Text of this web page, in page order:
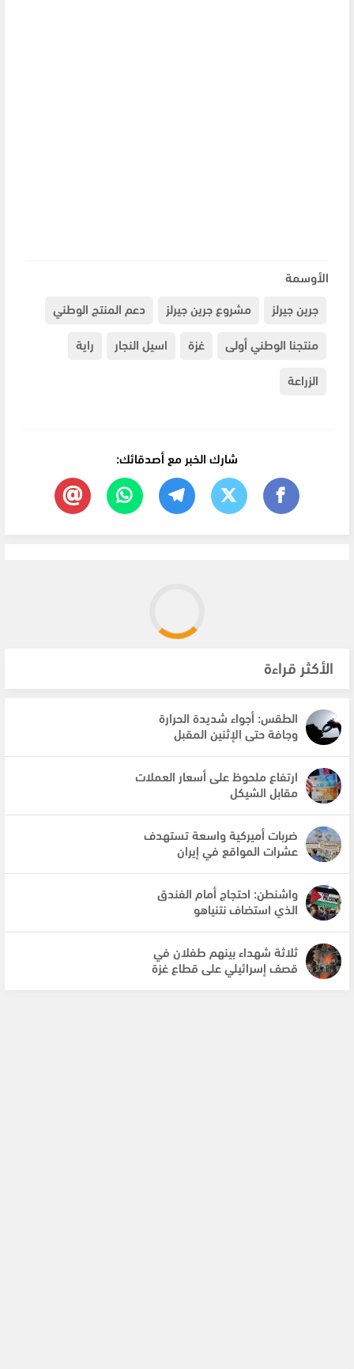
الأوسمة
جرين جيرلز
مشروع جرين جيرلز
دعم المنتج الوطني
منتجنا الوطني أولى
غزة اسيل النجار
راية
الزراعة
شارك الخبر مع أصدقائك:
الأكثر قراءة
الطقس: أجواء شديدة الحرارة
وجافة حتى الإثنين المقبل
ارتفاع ملحوظ على أسعار العملات
مقابل الشيكل
ضربات أميركية واسعة تستهدف
عشرات المواقع في إيران
واشنطن: احتجاج أمام الفندق
الذي استضاف نتنياهو
ثلاثة شهداء بينهم طفلان في
قصف إسرائيلي على قطاع غزة